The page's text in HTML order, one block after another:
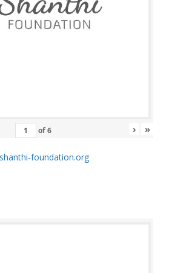
of6 › »
foundation.org